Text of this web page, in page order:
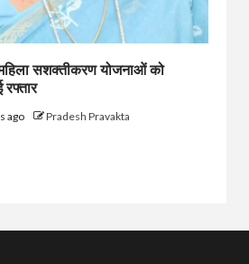
सशक्तीकरण योजनाओं को
रफ्तार
ago Pradesh Pravakta